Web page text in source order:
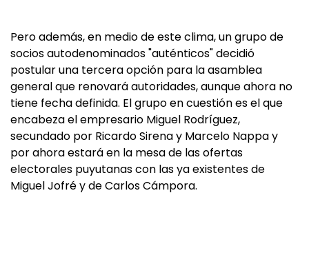
Pero además, en medio de este clima, un grupo de
socios autodenominados "auténticos" decidió
postular una tercera opción para la asamblea
general que renovará autoridades, aunque ahora no
tiene fecha definida. El grupo en cuestión es el que
encabeza el empresario Miguel Rodríguez,
secundado por Ricardo Sirena y Marcelo Nappa y
por ahora estará en la mesa de las ofertas
electorales puyutanas con las ya existentes de
Miguel Jofré y de Carlos Cámpora.